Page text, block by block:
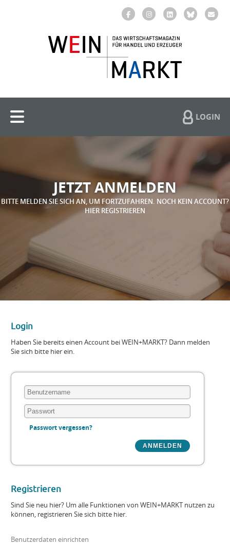
LOGIN
JETZT ANMELDEN
BITTE MELDEN SIE SICH AN, UM FORTZUFAHREN. NOCH KEIN ACCOUNT?
HIER REGISTRIEREN
Login
Haben Sie bereits einen Account bei WEIN+MARKT? Dann melden
Sie sich bitte hier ein.
Passwort vergessen?
Registrieren
Sind Sie neu hier? Um alle Funktionen von WEIN+MARKT nutzen zu
können, registrieren Sie sich bitte hier.
Benutzerdaten einrichten